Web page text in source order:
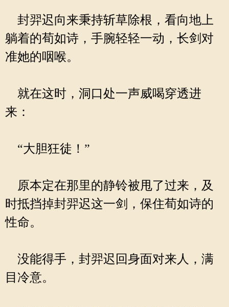
封羿迟向来秉持斩草除根，看向地上
躺着的荀如诗，手腕轻轻一动，长剑对
准她的咽喉。
就在这时，洞口处一声威喝穿透进
来：
“大胆狂徒！”
原本定在那里的静铃被甩了过来，及
时抵挡掉封羿迟这一剑，保住荀如诗的
性命。
没能得手，封羿迟回身面对来人，满
目冷意。